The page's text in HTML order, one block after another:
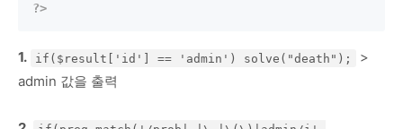
?>
1. if($result['id'] == 'admin') solve("death");
>
admin 값을 출력